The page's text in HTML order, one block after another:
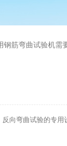
钢筋弯曲试验机需
弯曲试验的专用